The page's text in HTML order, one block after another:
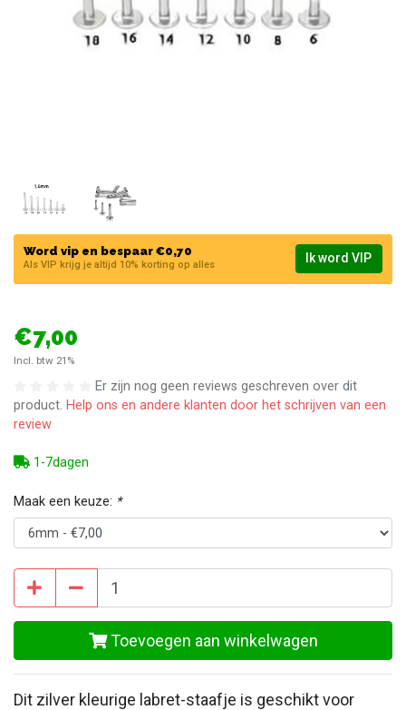
Word vip en bespaar €0,70
Als VIP krijg je altijd 10% korting op alles Ik word VIP
€7,00
Incl. btw 21%
Er zijn nog geen reviews geschreven over dit
product. Help ons en andere klanten door het schrijven van een
review
1-7dagen
Maak een keuze: *
Toevoegen aan winkelwagen
Dit zilver kleurige labret-staafje is geschikt voor